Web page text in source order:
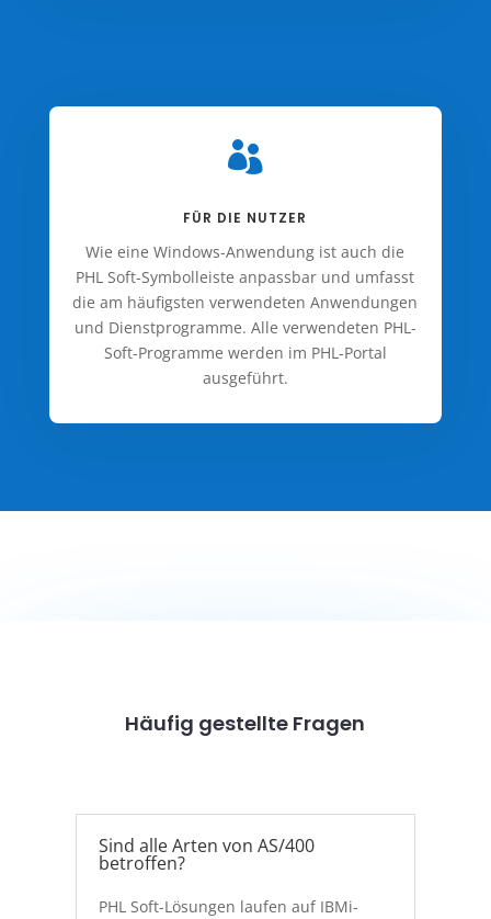

FÜR DIE NUTZER
Wie eine Windows-Anwendung ist auch die
PHL Soft-Symbolleiste anpassbar und umfasst
die am häufigsten verwendeten Anwendungen
und Dienstprogramme. Alle verwendeten PHL-
Soft-Programme werden im PHL-Portal
ausgeführt.
Häufig gestellte Fragen
Sind alle Arten von AS/400
betroffen?
PHL Soft-Lösungen laufen auf IBMi-